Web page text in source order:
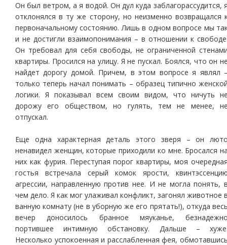
Он был ветром, а я водой. Он дул куда заблагорассудится,
отклонялся в ту же сторону, но неизменно возвращался
первоначальному состоянию. Лишь в одном вопросе мы
и не достигли взаимопонимания – в отношении к
Он требовал для себя свободы, не ограниченной
квартиры. Просился на улицу. Я не пускал. Боялся, что он
найдет дорогу домой. Причем, в этом вопросе я являл
только теперь начал понимать – образец типично
логики. Я показывал всем своим видом, что ничуть
дорожу его обществом, но гулять, тем не менее,
отпускал.
Еще одна характерная деталь этого зверя – он
ненавидел женщин, которые приходили ко мне. Бросался
них как фурия. Переступая порог квартиры, моя
гостья встречала серый комок ярости,
агрессии, направленную против нее. И не могла понять,
чем дело. Я как мог улаживал конфликт, загонял животное
ванную комнату (не в уборную же его прятать!), откуда
вечер доносилось бранное мяуканье,
портившее интимную обстановку. Дальше –
Несколько успокоенная и расслабленная фея,